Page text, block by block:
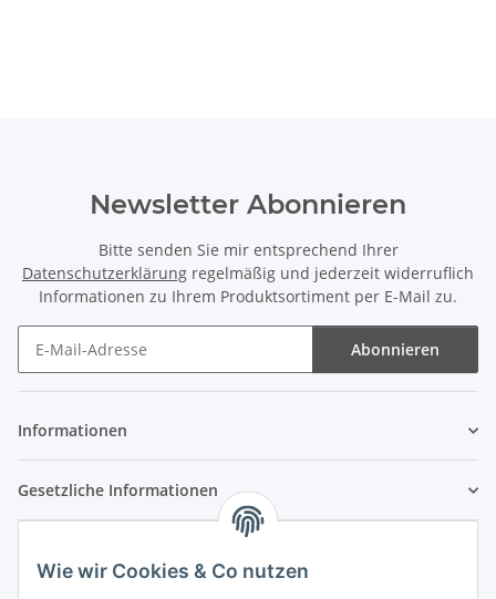
Wie wir Cookies & Co nutzen
Newsletter Abonnieren
Bitte senden Sie mir entsprechend Ihrer
Datenschutzerklärung regelmäßig und jederzeit widerruflich
Informationen zu Ihrem Produktsortiment per E-Mail zu.
Abonnieren
Informationen
Gesetzliche Informationen